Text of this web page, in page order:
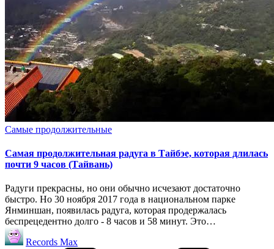
Опубликовано
Самые продолжительные
Самая продолжительная радуга в Тайбэе, которая длилась
почти 9 часов (Тайвань)
Радуги прекрасны, но они обычно исчезают достаточно
быстро. Но 30 ноября 2017 года в национальном парке
Янминшан, появилась радуга, которая продержалась
беспрецедентно долго - 8 часов и 58 минут. Это…
Запись
от
Records Max